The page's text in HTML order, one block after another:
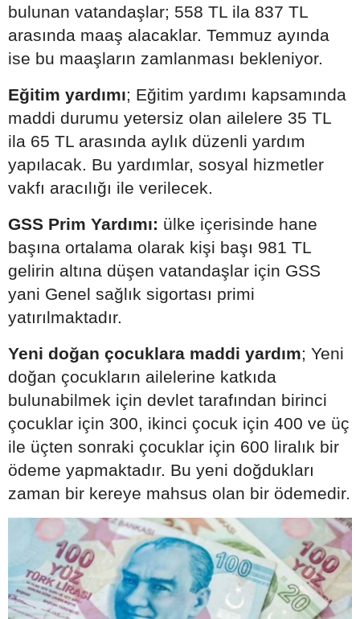
bulunan vatandaşlar; 558 TL ila 837 TL
arasında maaş alacaklar. Temmuz ayında
ise bu maaşların zamlanması bekleniyor.
Eğitim yardımı; Eğitim yardımı kapsamında
maddi durumu yetersiz olan ailelere 35 TL
ila 65 TL arasında aylık düzenli yardım
yapılacak. Bu yardımlar, sosyal hizmetler
vakfı aracılığı ile verilecek.
GSS Prim Yardımı: ülke içerisinde hane
başına ortalama olarak kişi başı 981 TL
gelirin altına düşen vatandaşlar için GSS
yani Genel sağlık sigortası primi
yatırılmaktadır.
Yeni doğan çocuklara maddi yardım; Yeni
doğan çocukların ailelerine katkıda
bulunabilmek için devlet tarafından birinci
çocuklar için 300, ikinci çocuk için 400 ve üç
ile üçten sonraki çocuklar için 600 liralık bir
ödeme yapmaktadır. Bu yeni doğdukları
zaman bir kereye mahsus olan bir ödemedir.